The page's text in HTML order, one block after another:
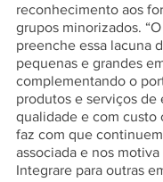
reconhecimento aos
grupos minorizados.
preenche essa lacuna
pequenas e grandes
complementando o
produtos e serviços de
qualidade e com custo
faz com que
associada e nos
Integrare para outras